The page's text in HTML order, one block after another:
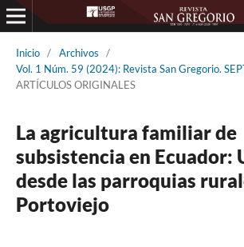
Inicio / Archivos
/
Vol. 1 Núm. 59 (2024): Revista San Gregorio.
ARTÍCULOS ORIGINALES
La agricultura familiar de
subsistencia en Ecuador:
desde las parroquias
Portoviejo